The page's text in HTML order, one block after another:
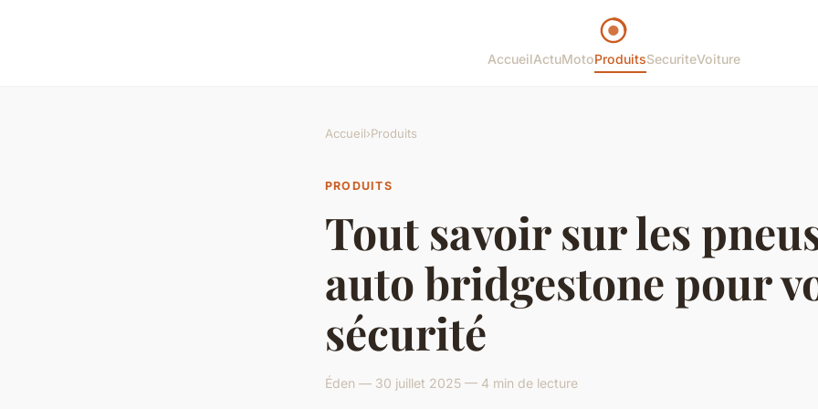
AccueilActuMotoProduitsSecuriteVoiture
Accueil›Produits
PRODUITS
Tout savoir sur les
auto bridgestone pour
sécurité
Éden — 30 juillet 2025 — 4 min de lecture